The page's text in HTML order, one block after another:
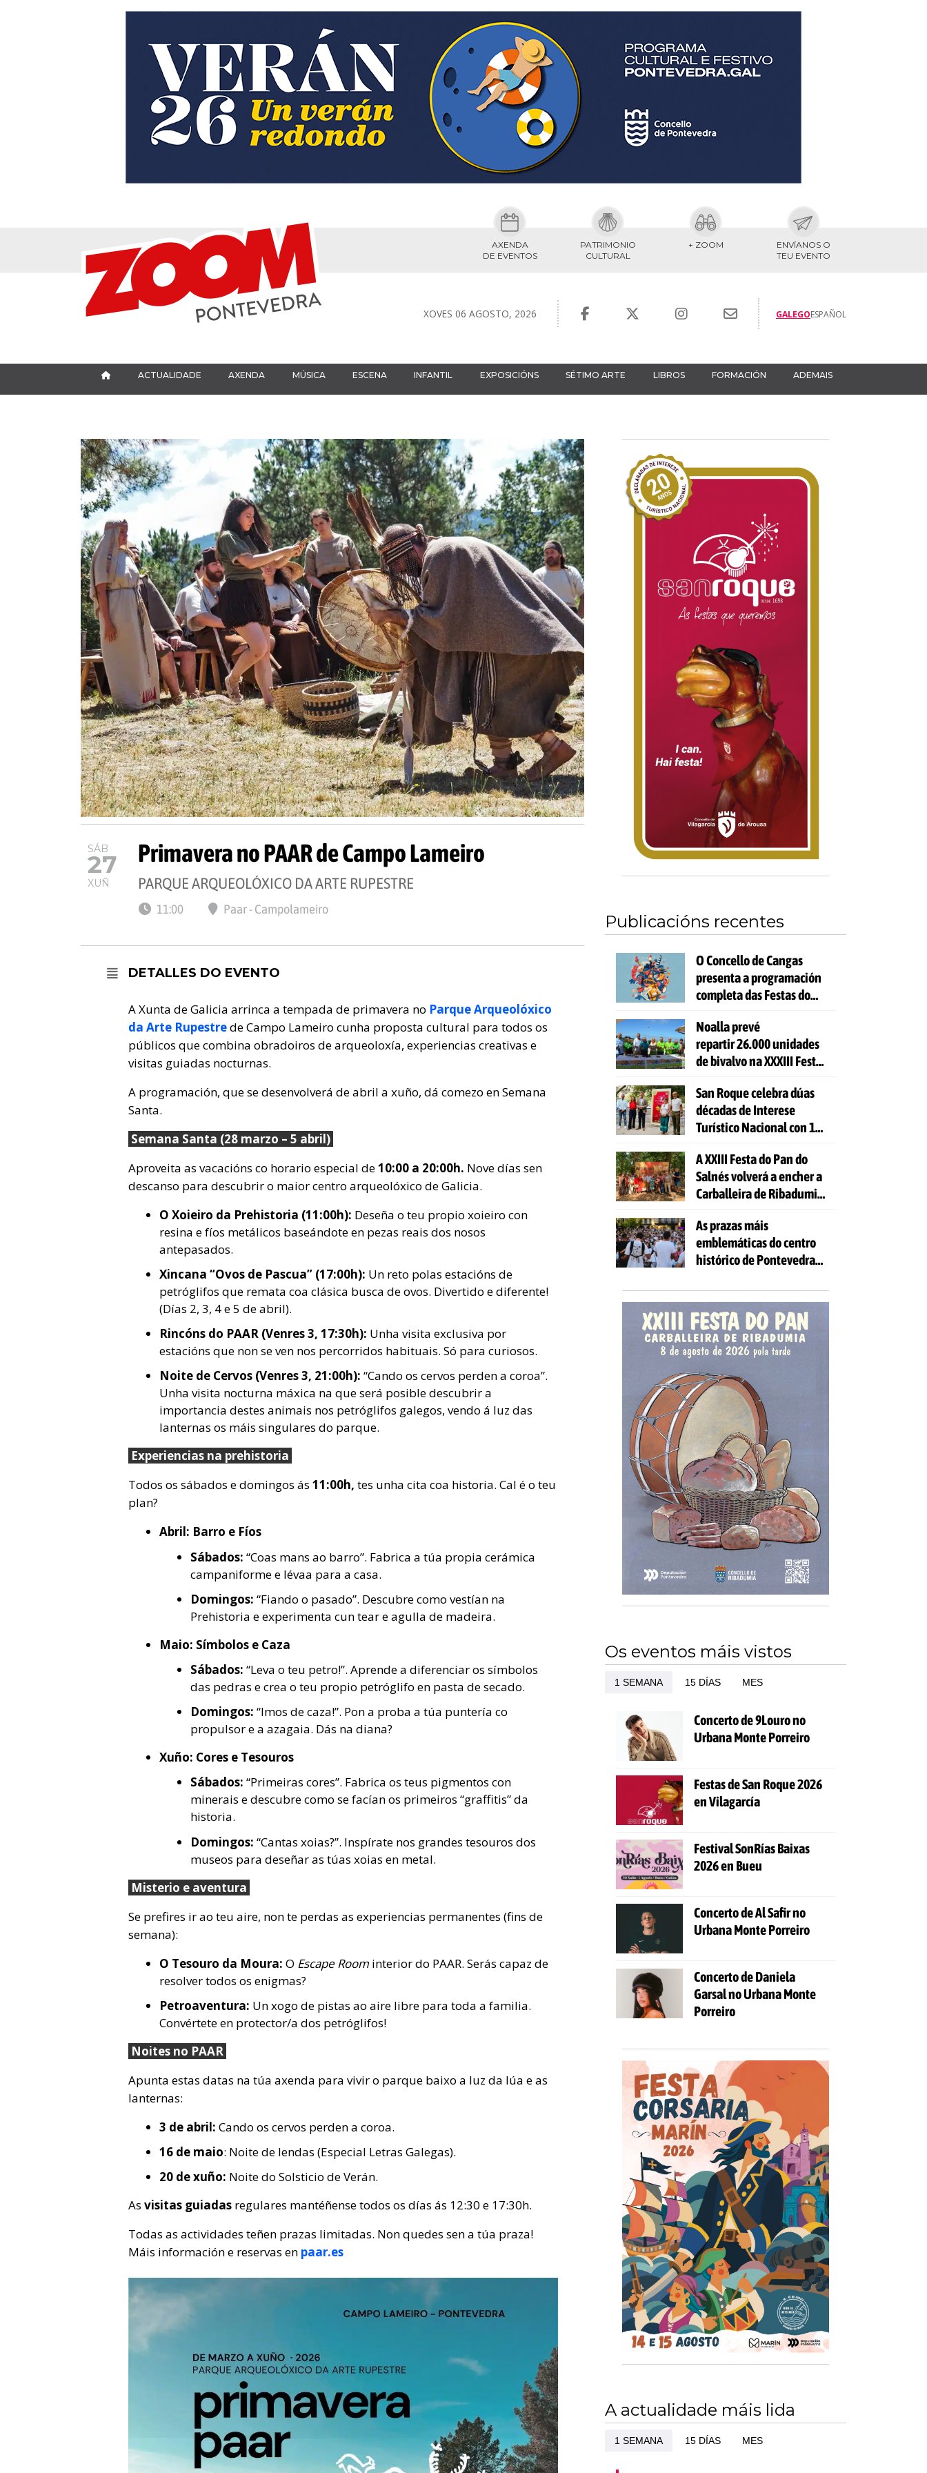
AXENDA
DE EVENTOS
PATRIMONIO
CULTURAL
+ ZOOM
ENVÍANOS O
TEU EVENTO
XOVES 06 AGOSTO, 2026 GALEGOESPAÑOL
ACTUALIDADE AXENDA MÚSICA ESCENA INFANTIL EXPOSICIÓNS SÉTIMO ARTE LIBROS FORMACIÓN ADEMAIS
SÁB
27
XUÑ
Primavera no PAAR de Campo Lameiro
PARQUE ARQUEOLÓXICO DA ARTE RUPESTRE
11:00 Paar - Campolameiro
DETALLES DO EVENTO
A Xunta de Galicia arrinca a tempada de primavera no Parque Arqueolóxico
da Arte Rupestrede Campo Lameiro cunha proposta cultural para todos os
públicos que combina obradoiros de arqueoloxía, experiencias creativas e
visitas guiadas nocturnas.
A programación, que se desenvolverá de abril a xuño, dá comezo en Semana
Santa.
Semana Santa (28 marzo – 5 abril)
Aproveita as vacacións co horario especial de10:00 a 20:00h. Nove días sen
descanso para descubrir o maior centro arqueolóxico de Galicia.
O Xoieiro da Prehistoria (11:00h): Deseña o teu propio xoieiro con
resina e fíos metálicos baseándote en pezas reais dos nosos
antepasados.
Xincana “Ovos de Pascua” (17:00h): Un reto polas estacións de
petróglifos que remata coa clásica busca de ovos. Divertido e diferente!
(Días 2, 3, 4 e 5 de abril).
Rincóns do PAAR (Venres 3, 17:30h): Unha visita exclusiva por
estacións que non se ven nos percorridos habituais. Só para curiosos.
Noite de Cervos (Venres 3, 21:00h): “Cando os cervos perden a coroa”.
Unha visita nocturna máxica na que será posible descubrir a
importancia destes animais nos petróglifos galegos, vendo á luz das
lanternas os máis singulares do parque.
Experiencias na prehistoria
Todos os sábados e domingos ás 11:00h, tes unha cita coa historia. Cal é o teu
plan?
Abril: Barro e Fíos
Sábados: “Coas mans ao barro”. Fabrica a túa propia cerámica
campaniforme e lévaa para a casa.
Domingos: “Fiando o pasado”. Descubre como vestían na
Prehistoria e experimenta cun tear e agulla de madeira.
Maio: Símbolos e Caza
Sábados: “Leva o teu petro!”. Aprende a diferenciar os símbolos
das pedras e crea o teu propio petróglifo en pasta de secado.
Domingos: “Imos de caza!”. Pon a proba a túa puntería co
propulsor e a azagaia. Dás na diana?
Xuño: Cores e Tesouros
Sábados: “Primeiras cores”. Fabrica os teus pigmentos con
minerais e descubre como se facían os primeiros “graffitis” da
historia.
Domingos: “Cantas xoias?”. Inspírate nos grandes tesouros dos
museos para deseñar as túas xoias en metal.
Misterio e aventura
Se prefires ir ao teu aire, non te perdas as experiencias permanentes (fins de
semana):
O Tesouro da Moura: O Escape Room interior do PAAR. Serás capaz de
resolver todos os enigmas?
Petroaventura: Un xogo de pistas ao aire libre para toda a familia.
Convértete en protector/a dos petróglifos!
Noites no PAAR
Apunta estas datas na túa axenda para vivir o parque baixo a luz da lúa e as
lanternas:
3 de abril: Cando os cervos perden a coroa.
16 de maio: Noite de lendas (Especial Letras Galegas).
20 de xuño: Noite do Solsticio de Verán.
As visitas guiadas regulares mantéñense todos os días ás 12:30 e 17:30h.
Todas as actividades teñen prazas limitadas. Non quedes sen a túa praza!
Máis información e reservas en paar.es
Publicacións recentes
O Concello de Cangas
presenta a programación
completa das Festas do
Noalla prevé
repartir 26.000 unidades
de bivalvo na XXXIII Festa
San Roque celebra dúas
décadas de Interese
Turístico Nacional con 10
actividades gratuítas
A XXIII Festa do Pan do
Salnés volverá a encher a
Carballeira de Ribadumia
e actividades para todas
as idades
As prazas máis
emblemáticas do centro
histórico de Pontevedra
voces coa celebración de
'Aquí Cántase'
Os eventos máis vistos
1 SEMANA 15 DÍAS MES
Concerto de 9Louro no
Urbana Monte Porreiro
Festas de San Roque 2026
en Vilagarcía
Festival SonRías Baixas
2026 en Bueu
Concerto de Al Safir no
Urbana Monte Porreiro
Concerto de Daniela
Garsal no Urbana Monte
Porreiro
A actualidade máis lida
1 SEMANA 15 DÍAS MES